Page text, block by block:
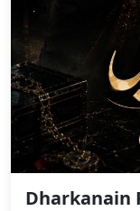
Dharkanain